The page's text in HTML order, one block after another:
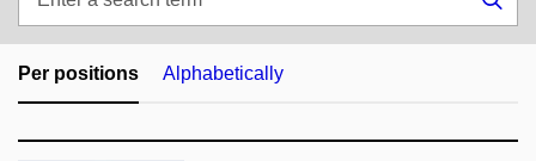
search
term
Per positions Alphabetically